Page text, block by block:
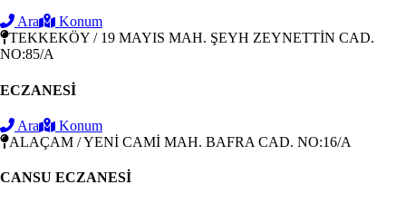
Ara
Konum
TEKKEKÖY / 19 MAYIS MAH. ŞEYH ZEYNETTİN CAD.
NO:85/A
ECZANESİ
Ara
Konum
ALAÇAM / YENİ CAMİ MAH. BAFRA CAD. NO:16/A
CANSU ECZANESİ